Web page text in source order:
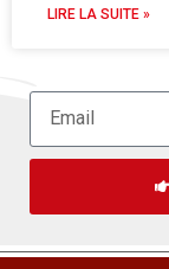
LIRE LA SUITE »